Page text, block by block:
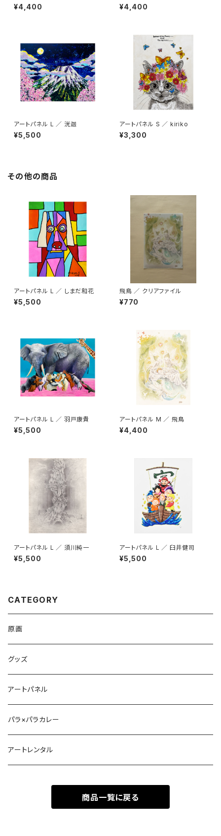
¥4,400 ¥4,400
アートパネル L ／ 洸迦
¥5,500
アートパネル S ／ kiriko
¥3,300
その他の商品
アートパネル L ／ しまだ和花
¥5,500
飛鳥 ／ クリアファイル
¥770
アートパネル L ／ 羽戸康貴
¥5,500
アートパネル M ／ 飛鳥
¥4,400
アートパネル L ／ 須川純一
¥5,500
アートパネル L ／ 臼井健司
¥5,500
CATEGORY
原画
グッズ
アートパネル
パラ×パラカレー
アートレンタル
商品一覧に戻る